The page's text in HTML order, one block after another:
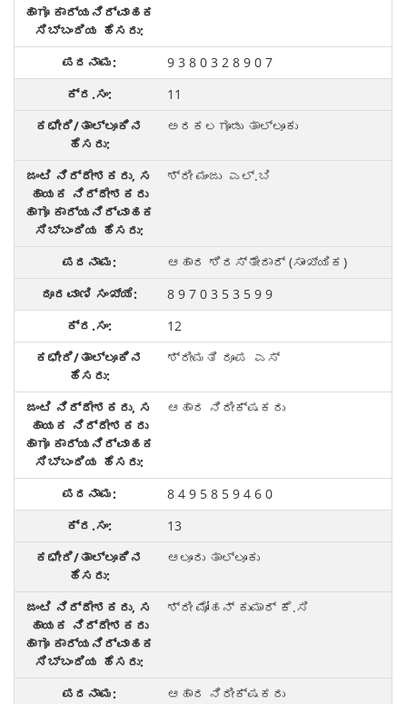
9 3 8 0 3 2 8 9 0 7
11
ಅರಕಲಗೂಡು ತಾಲ್ಲೂಕು
ಶ್ರೀ ಮಂಜು ಎಲ್.ಬಿ
ಆಹಾರ ಶಿರಸ್ತೇದಾರ್ (ಸಾಂಖ್ಯಿಕ)
8 9 7 0 3 5 3 5 9 9
12
ಶ್ರೀಮತಿ ರೂಪ ಎಸ್
ಆಹಾರ ನಿರೀಕ್ಷಕರು
8 4 9 5 8 5 9 4 6 0
13
ಆಲೂರು ತಾಲ್ಲೂಕು
ಶ್ರೀ ಮೋಹನ್ ಕುಮಾರ್ ಕೆ.ಸಿ
ಆಹಾರ ನಿರೀಕ್ಷಕರು